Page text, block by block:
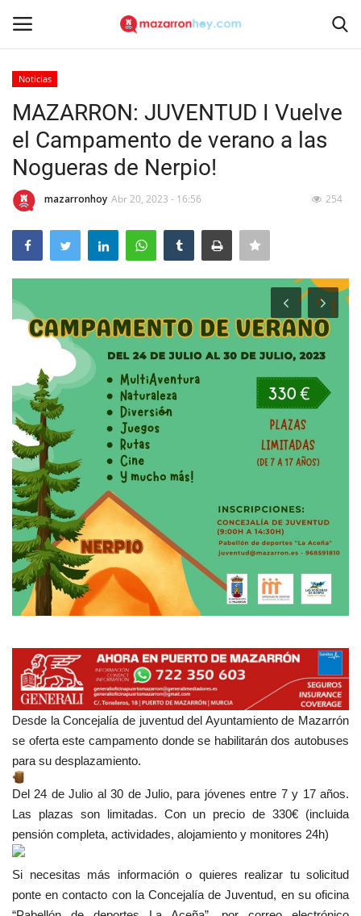
Inicio
Contacto
Noticias
Entrevistas
Reportajes
Empresas
Mapa de Mazarrón
Vídeos
Galerías
Contacto
Empresas
Noticias
MAZARRON: JUVENTUD I Vuelve
el Campamento de verano a las
Nogueras de Nerpio!
mazarronhoy Abr 20, 2023 - 16:56 254
Desde la Concejalía de juventud del Ayuntamiento de Mazarrón
se oferta este campamento donde se habilitarán dos autobuses
para su desplazamiento.
Del 24 de Julio al 30 de Julio, para jóvenes entre 7 y 17 años.
Las plazas son limitadas. Con un precio de 330€ (incluida
pensión completa, actividades, alojamiento y monitores 24h)
Si necesitas más información o quieres realizar tu solicitud
ponte en contacto con la Concejalía de Juventud, en su oficina